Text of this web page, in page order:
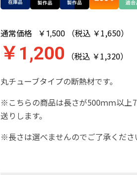
通常価格 ￥1,500 （税込 ￥1,650）
￥1,200 （税込 ￥1,320）
丸チューブタイプの断熱材です。
※こちらの商品は長さが500ｍｍ以上
送りします。
※長さは選べませんのでご了承くださ